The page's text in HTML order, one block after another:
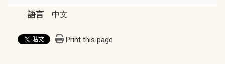
語言 中文
Print this page